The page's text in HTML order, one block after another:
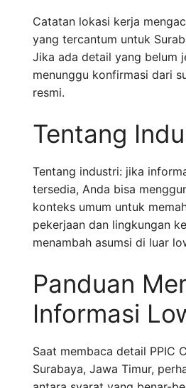
Catatan lokasi kerja
yang tercantum untuk
Jika ada detail yang belum
menunggu konfirmasi dari
resmi.
Tentang
Tentang industri: jika
tersedia, Anda bisa
konteks umum untuk
pekerjaan dan lingkungan
menambah asumsi di luar
Panduan
Informasi
Saat membaca detail PPIC
Surabaya, Jawa Timur,